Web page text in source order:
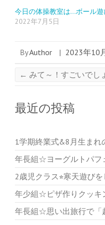
今日の体操教室は…ボール遊
2022年7月5日
ByAuthor | 2023年10
← みて～！すごいでし
最近の投稿
1学期終業式&8月生まれ
年長組☆ヨーグルトパフ
2歳児クラス⭐︎寒天遊びを
年少組☆ピザ作りクッキ
年長組☆思い出旅行で「